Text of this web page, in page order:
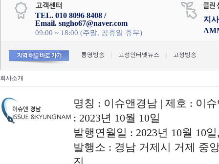
TEL. 010 8096 8408 /
Email. sngho67@naver.com
09:00 ~ 18:00 (주말, 공휴일 휴무)
지
통영방송 고성인터넷뉴스 고성방송
회사소개
명칭 : 이슈앤경남 | 제호 : 이
: 2023년 10월 10일
발행연월일 : 2023년 10월 10
발행소 : 경남 거제시 거제 중